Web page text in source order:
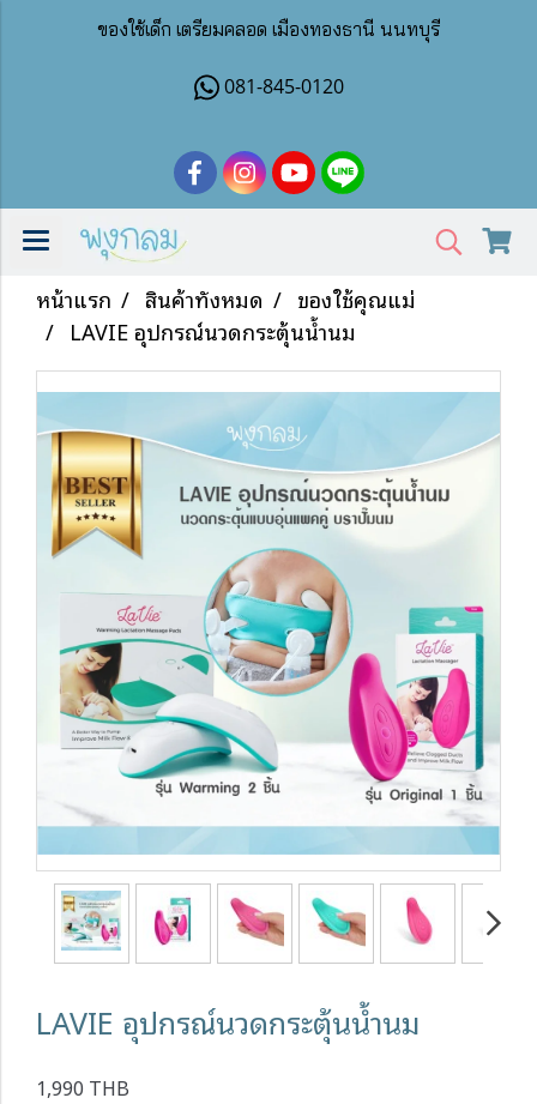
ของใช้เด็ก เตรียมคลอด เมืองทองธานี นนทบุรี
081-845-0120
หน้าแรก สินค้าทั้งหมด
ของใช้คุณแม่
LAVIE อุปกรณ์นวดกระตุ้นน้ำนม
LAVIE อุปกรณ์นวดกระตุ้นน้ำนม
1,990 THB